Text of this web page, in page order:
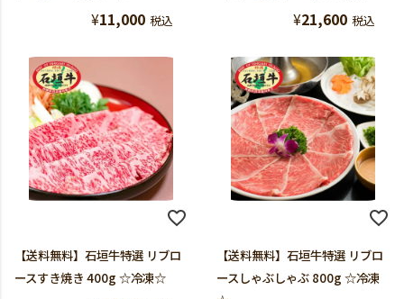
¥11,000 税込 ¥21,600 税込
【送料無料】石垣牛特選 リブロ
ースすき焼き 400g ☆冷凍☆
【送料無料】石垣牛特選 リブロ
ースしゃぶしゃぶ 800g ☆冷凍